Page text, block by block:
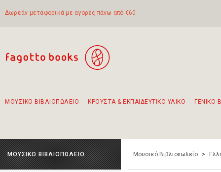
Δωρεάν μεταφορικά με αγορές πάνω από €60
ΜΟΥΣΙΚΟ ΒΙΒΛΙΟΠΩΛΕΙΟ ΚΡΟΥΣΤΑ & ΕΚΠΑΙΔΕΥΤΙΚΟ ΥΛΙΚΟ ΓΕΝΙΚΟ
ΜΟΥΣΙΚΟ ΒΙΒΛΙΟΠΩΛΕΙΟ Μουσικό Βιβλιοπωλείο >